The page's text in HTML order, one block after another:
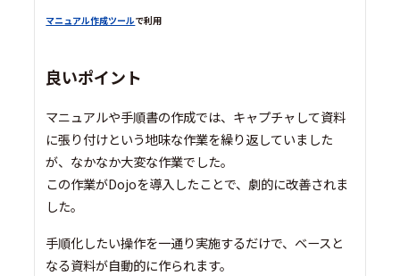
マニュアル作成ツールで利用
良いポイント
マニュアルや手順書の作成では、キャプチャして資料
に張り付けという地味な作業を繰り返していました
が、なかなか大変な作業でした。
この作業がDojoを導入したことで、劇的に改善されま
した。
手順化したい操作を一通り実施するだけで、ベースと
なる資料が自動的に作られます。